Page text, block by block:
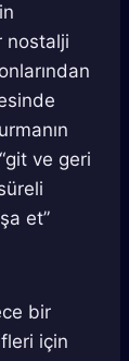
nostalji
ve geri
et”
bir
için